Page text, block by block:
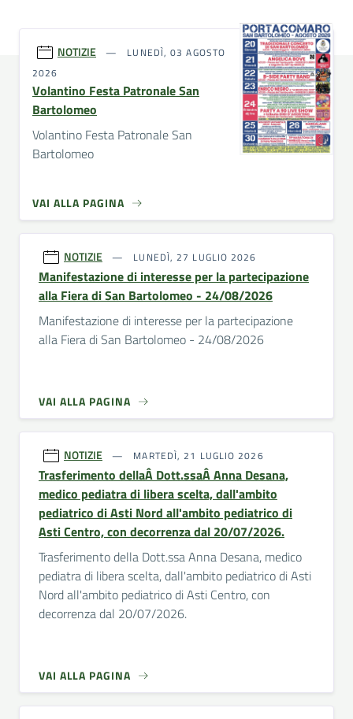
NOTIZIE
LUNEDÌ, 03 AGOSTO
2026
Volantino Festa Patronale San
Bartolomeo
Volantino Festa Patronale San
Bartolomeo
VAI ALLA PAGINA
NOTIZIE LUNEDÌ, 27 LUGLIO 2026
Manifestazione di interesse per la partecipazione
alla Fiera di San Bartolomeo - 24/08/2026
Manifestazione di interesse per la partecipazione
alla Fiera di San Bartolomeo - 24/08/2026
VAI ALLA PAGINA
NOTIZIE MARTEDÌ, 21 LUGLIO 2026
Trasferimento dellaÂ Dott.ssaÂ Anna Desana,
medico pediatra di libera scelta, dall'ambito
pediatrico di Asti Nord all'ambito pediatrico di
Asti Centro, con decorrenza dal 20/07/2026.
Trasferimento della Dott.ssa Anna Desana, medico
pediatra di libera scelta, dall'ambito pediatrico di Asti
Nord all'ambito pediatrico di Asti Centro, con
decorrenza dal 20/07/2026.
VAI ALLA PAGINA